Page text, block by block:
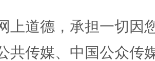
上道德，承担一切因
共传媒、中国公众传